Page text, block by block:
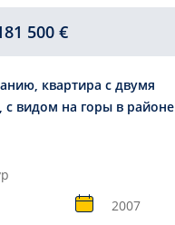
500 €
квартира с двумя
с видом на горы в районе
2007